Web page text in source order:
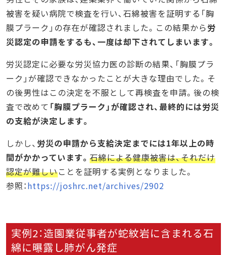
被害を疑い病院で検査を行い、石綿被害を証明する「胸
膜プラーク」の存在が確認されました。この結果から労
災認定の申請をするも、一度は却下されてしまいます。
労災認定に必要な労災協力医の診断の結果、「胸膜プラ
ーク」が確認できなかったことが大きな理由でした。そ
の後男性はこの決定を不服として再検査を申請。後の検
査で改めて 「胸膜プラーク」が確認され、最終的には労災
の支給が決定します。
しかし、 労災の申請から支給決定までには1年以上の時
間がかかっています。 石綿による健康被害は、それだけ
認定が難しいことを証明する実例となりました。
参照：https://joshrc.net/archives/2902
実例2：造園業従事者が蛇紋岩に含まれる石
綿に曝露し肺がん発症